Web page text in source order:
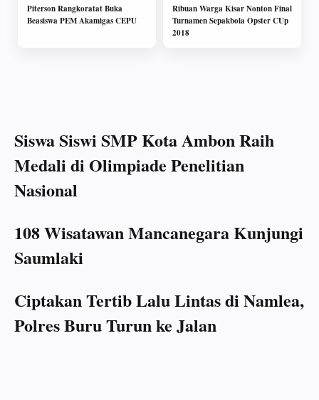
Piterson Rangkoratat Buka
Beasiswa PEM Akamigas CEPU
Ribuan Warga Kisar Nonton Final
Turnamen Sepakbola Opster CUp
2018
Siswa Siswi SMP Kota Ambon Raih
Medali di Olimpiade Penelitian
Nasional
108 Wisatawan Mancanegara Kunjungi
Saumlaki
Ciptakan Tertib Lalu Lintas di Namlea,
Polres Buru Turun ke Jalan